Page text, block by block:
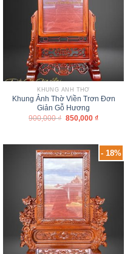
KHUNG ẢNH THỜ
Khung Ảnh Thờ Viền Trơn Đơn
Giản Gỗ Hương
900,000₫ 850,000 ₫
- 18%